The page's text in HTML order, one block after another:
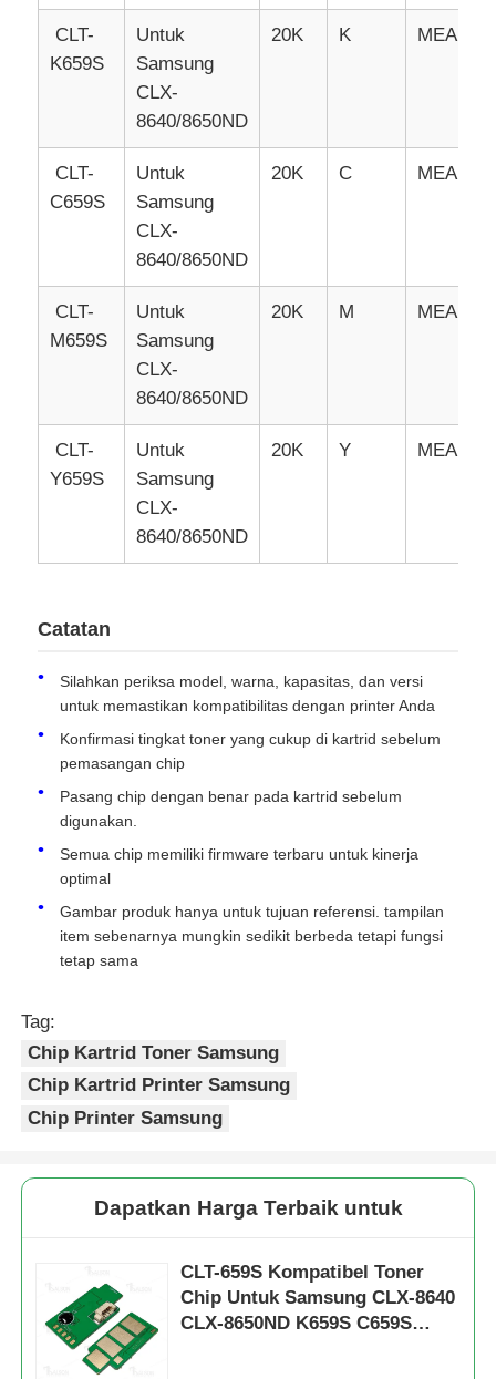
CLT-
K659S
Untuk
Samsung
CLX-
8640/8650ND
20K K MEA
CLT-
C659S
Untuk
Samsung
CLX-
8640/8650ND
20K C MEA
CLT-
M659S
Untuk
Samsung
CLX-
8640/8650ND
20K M MEA
CLT-
Y659S
Untuk
Samsung
CLX-
8640/8650ND
20K Y MEA
Catatan
Silahkan periksa model, warna, kapasitas, dan versi
untuk memastikan kompatibilitas dengan printer Anda
Konfirmasi tingkat toner yang cukup di kartrid sebelum
pemasangan chip
Pasang chip dengan benar pada kartrid sebelum
digunakan.
Semua chip memiliki firmware terbaru untuk kinerja
optimal
Gambar produk hanya untuk tujuan referensi. tampilan
item sebenarnya mungkin sedikit berbeda tetapi fungsi
tetap sama
Tag:
Chip Kartrid Toner Samsung
Chip Kartrid Printer Samsung
Chip Printer Samsung
Dapatkan Harga Terbaik untuk
CLT-659S Kompatibel Toner
Chip Untuk Samsung CLX-8640
CLX-8650ND K659S C659S